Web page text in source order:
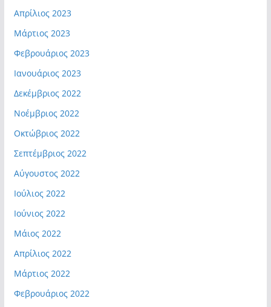
Απρίλιος 2023
Μάρτιος 2023
Φεβρουάριος 2023
Ιανουάριος 2023
Δεκέμβριος 2022
Νοέμβριος 2022
Οκτώβριος 2022
Σεπτέμβριος 2022
Αύγουστος 2022
Ιούλιος 2022
Ιούνιος 2022
Μάιος 2022
Απρίλιος 2022
Μάρτιος 2022
Φεβρουάριος 2022